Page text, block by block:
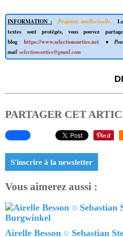
INFORMATION : Propriété intellectuelle.
textes sont protégés, vous pouvez
blog
https://www.selectionsorties.net
•
mail selectionsorties@gmail.com
PARTAGER CET
S'inscrire à la newsletter
Vous aimerez aussi :
Airelle Besson ○ Sebastian